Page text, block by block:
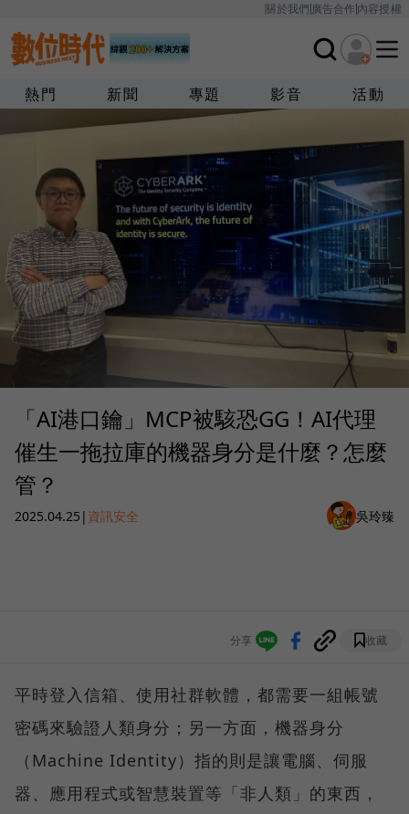
關於我們廣告合作內容授權
熱門 新聞 專題 影音 活動
「AI港口鑰」MCP被駭恐GG！AI代理
催生一拖拉庫的機器身分是什麼？怎麼
管？
2025.04.25 | 資訊安全 吳玲臻
分享 收藏
平時登入信箱、使用社群軟體，都需要一組帳號
密碼來驗證人類身分；另一方面，機器身分
（Machine Identity）指的則是讓電腦、伺服
器、應用程式或智慧裝置等「非人類」的東西，